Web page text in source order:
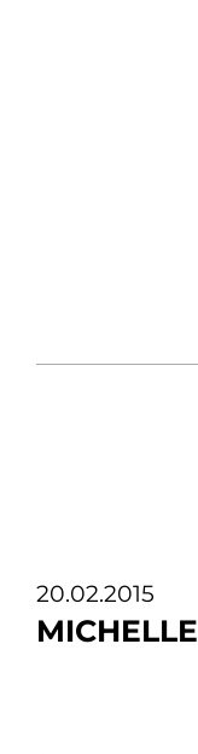
20.02.2015
MICHELLE